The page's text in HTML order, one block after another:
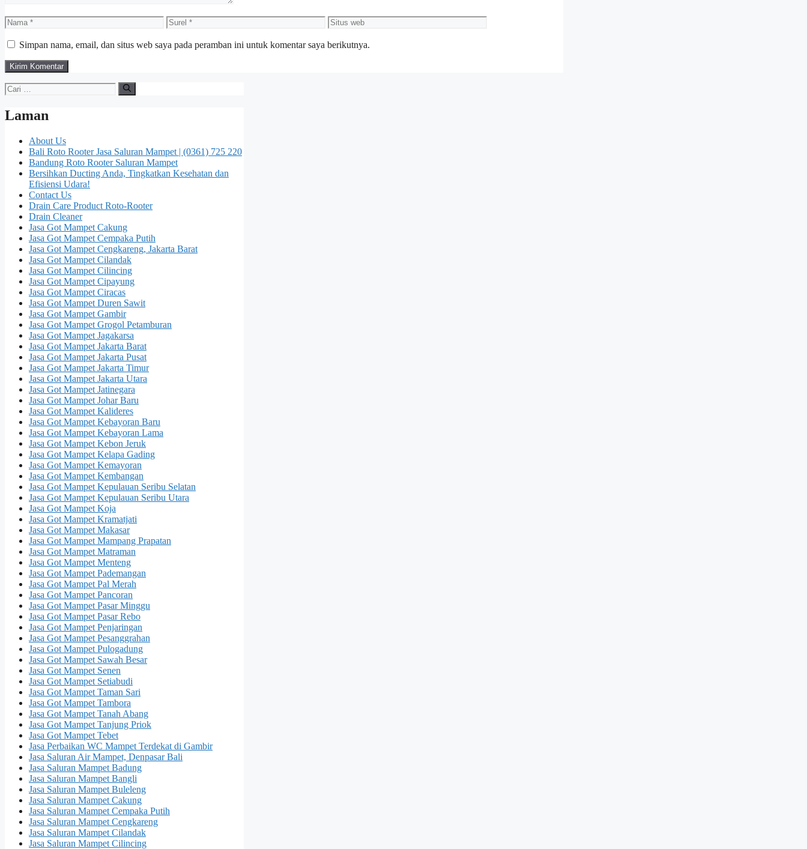
Nama Surel
Situs
web
Simpan nama, email, dan situs web saya pada peramban ini untuk komentar saya berikutnya.
Cari
untuk:
Laman
About Us
Bali Roto Rooter Jasa Saluran Mampet | (0361) 725 220
Bandung Roto Rooter Saluran Mampet
Bersihkan Ducting Anda, Tingkatkan Kesehatan dan
Efisiensi Udara!
Contact Us
Drain Care Product Roto-Rooter
Drain Cleaner
Jasa Got Mampet Cakung
Jasa Got Mampet Cempaka Putih
Jasa Got Mampet Cengkareng, Jakarta Barat
Jasa Got Mampet Cilandak
Jasa Got Mampet Cilincing
Jasa Got Mampet Cipayung
Jasa Got Mampet Ciracas
Jasa Got Mampet Duren Sawit
Jasa Got Mampet Gambir
Jasa Got Mampet Grogol Petamburan
Jasa Got Mampet Jagakarsa
Jasa Got Mampet Jakarta Barat
Jasa Got Mampet Jakarta Pusat
Jasa Got Mampet Jakarta Timur
Jasa Got Mampet Jakarta Utara
Jasa Got Mampet Jatinegara
Jasa Got Mampet Johar Baru
Jasa Got Mampet Kalideres
Jasa Got Mampet Kebayoran Baru
Jasa Got Mampet Kebayoran Lama
Jasa Got Mampet Kebon Jeruk
Jasa Got Mampet Kelapa Gading
Jasa Got Mampet Kemayoran
Jasa Got Mampet Kembangan
Jasa Got Mampet Kepulauan Seribu Selatan
Jasa Got Mampet Kepulauan Seribu Utara
Jasa Got Mampet Koja
Jasa Got Mampet Kramatjati
Jasa Got Mampet Makasar
Jasa Got Mampet Mampang Prapatan
Jasa Got Mampet Matraman
Jasa Got Mampet Menteng
Jasa Got Mampet Pademangan
Jasa Got Mampet Pal Merah
Jasa Got Mampet Pancoran
Jasa Got Mampet Pasar Minggu
Jasa Got Mampet Pasar Rebo
Jasa Got Mampet Penjaringan
Jasa Got Mampet Pesanggrahan
Jasa Got Mampet Pulogadung
Jasa Got Mampet Sawah Besar
Jasa Got Mampet Senen
Jasa Got Mampet Setiabudi
Jasa Got Mampet Taman Sari
Jasa Got Mampet Tambora
Jasa Got Mampet Tanah Abang
Jasa Got Mampet Tanjung Priok
Jasa Got Mampet Tebet
Jasa Perbaikan WC Mampet Terdekat di Gambir
Jasa Saluran Air Mampet, Denpasar Bali
Jasa Saluran Mampet Badung
Jasa Saluran Mampet Bangli
Jasa Saluran Mampet Buleleng
Jasa Saluran Mampet Cakung
Jasa Saluran Mampet Cempaka Putih
Jasa Saluran Mampet Cengkareng
Jasa Saluran Mampet Cilandak
Jasa Saluran Mampet Cilincing